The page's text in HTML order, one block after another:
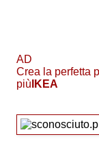
AD
Crea la perfetta
più IKEA